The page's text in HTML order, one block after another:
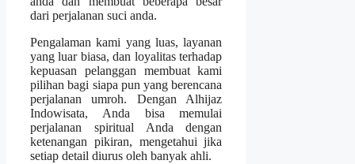
dari perjalanan suci anda.
Pengalaman kami yang luas, layanan
yang luar biasa, dan loyalitas terhadap
kepuasan pelanggan membuat kami
pilihan bagi siapa pun yang berencana
perjalanan umroh. Dengan Alhijaz
Indowisata, Anda bisa memulai
perjalanan spiritual Anda dengan
ketenangan pikiran, mengetahui jika
setiap detail diurus oleh banyak ahli.